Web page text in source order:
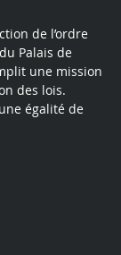
de l’ordre
Palais de
une mission
des lois.
égalité de